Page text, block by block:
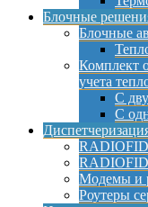
Блочные
Блочные
Комплект
учета
С
С
RADIOFID
RADIOFID
Модемы и
Роутеры